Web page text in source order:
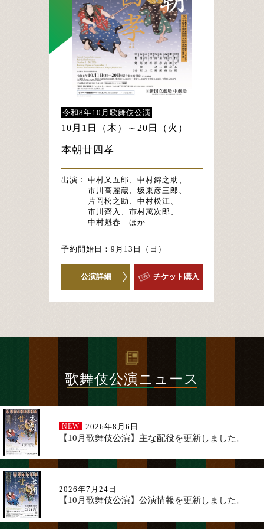
令和8年10月歌舞伎公演
10月1日（木）～20日（火）
本朝廿四孝
出演： 中村又五郎、中村錦之助、
市川高麗蔵、坂東彦三郎、
片岡松之助、中村松江、
市川齊入、市村萬次郎、
中村魁春 ほか
予約開始日： 9月13日（日）
公演詳細 チケット購入
歌舞伎公演ニュース
2026年8月6日
【10月歌舞伎公演】主な配役を更新しました。
2026年7月24日
【10月歌舞伎公演】公演情報を更新しました。